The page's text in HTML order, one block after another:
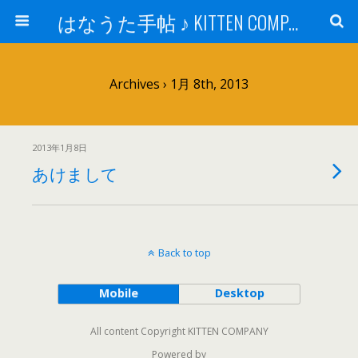
はなうた手帖 ♪ KITTEN COMPANY
Archives › 1月 8th, 2013
2013年1月8日
あけまして
Back to top
Mobile Desktop
All content Copyright KITTEN COMPANY
Powered by